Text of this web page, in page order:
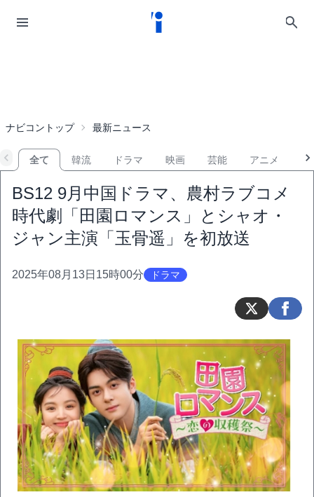
ナビコントップ 最新ニュース
全て 韓流 ドラマ 映画 芸能 アニメ
BS12 9月中国ドラマ、農村ラブコメ
時代劇「田園ロマンス」とシャオ・
ジャン主演「玉骨遥」を初放送
2025年08月13日15時00分 ドラマ